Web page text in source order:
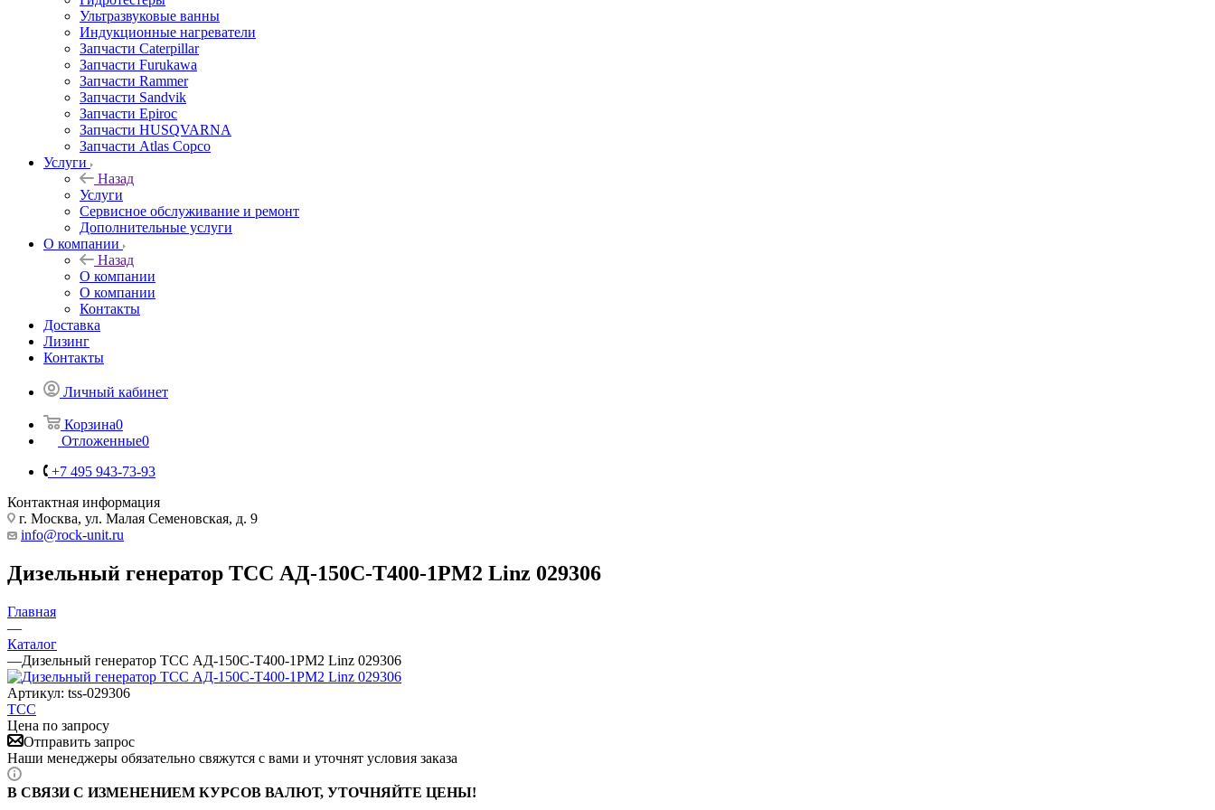
Ультразвуковые ванны
Индукционные нагреватели
Запчасти Caterpillar
Запчасти Furukawa
Запчасти Rammer
Запчасти Sandvik
Запчасти Epiroc
Запчасти HUSQVARNA
Запчасти Atlas Copco
Услуги
Назад
Услуги
Сервисное обслуживание и ремонт
Дополнительные услуги
О компании
Назад
О компании
О компании
Контакты
Доставка
Лизинг
Контакты
Личный кабинет
Корзина0
Отложенные0
+7 495 943-73-93
Контактная информация
г. Москва, ул. Малая Семеновская, д. 9
info@rock-unit.ru
Дизельный генератор ТСС АД-150С-Т400-1РМ2 Linz 029306
Главная
—
Каталог
—Дизельный генератор ТСС АД-150С-Т400-1РМ2 Linz 029306
Артикул: tss-029306
ТСС
Цена по запросу
Отправить запрос
Наши менеджеры обязательно свяжутся с вами и уточнят условия заказа
В СВЯЗИ С ИЗМЕНЕНИЕМ КУРСОВ ВАЛЮТ, УТОЧНЯЙТЕ ЦЕНЫ!